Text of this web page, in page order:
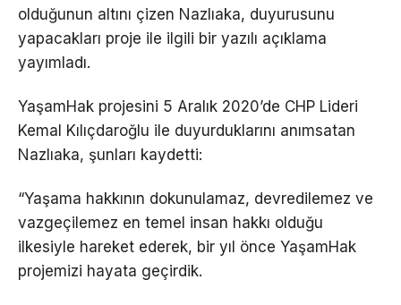
olduğunun altını çizen Nazlıaka, duyurusunu
yapacakları proje ile ilgili bir yazılı açıklama
yayımladı.
YaşamHak projesini 5 Aralık 2020’de CHP Lideri
Kemal Kılıçdaroğlu ile duyurduklarını anımsatan
Nazlıaka, şunları kaydetti:
“Yaşama hakkının dokunulamaz, devredilemez ve
vazgeçilemez en temel insan hakkı olduğu
ilkesiyle hareket ederek, bir yıl önce YaşamHak
projemizi hayata geçirdik.